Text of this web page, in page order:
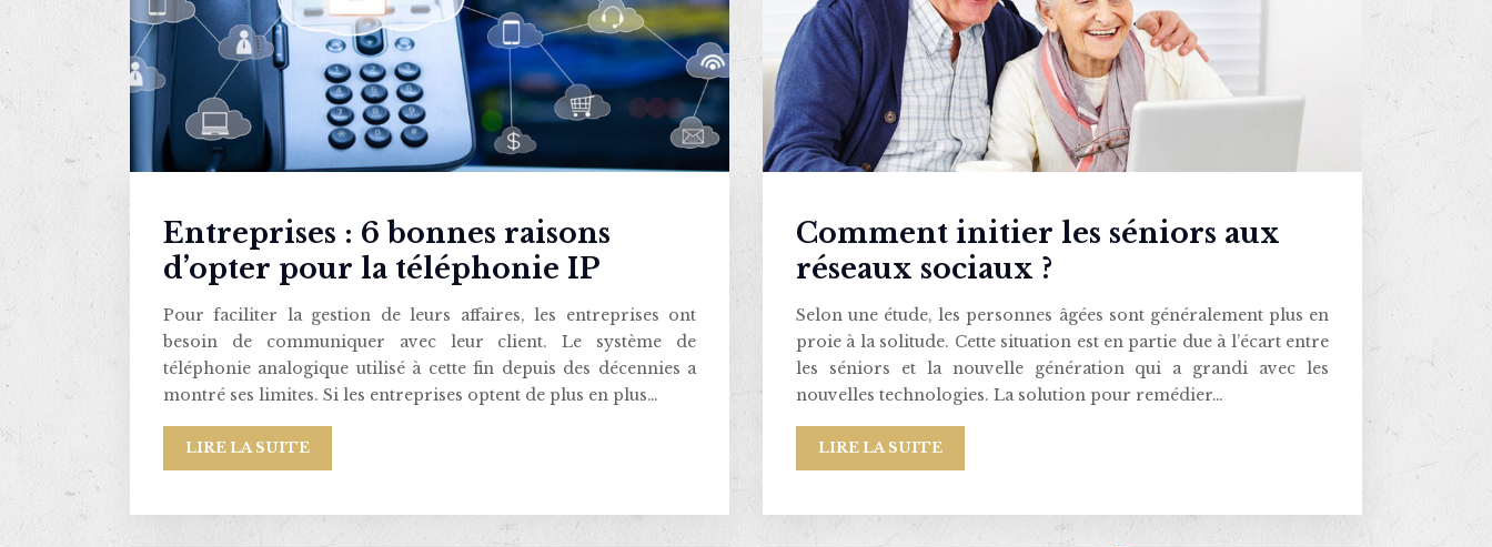
Entreprises : 6 bonnes raisons
d’opter pour la téléphonie IP
Pour faciliter la gestion de leurs affaires, les entreprises ont
besoin de communiquer avec leur client. Le système de
téléphonie analogique utilisé à cette fin depuis des décennies a
montré ses limites. Si les entreprises optent de plus en plus…
LIRE LA SUITE
Comment initier les séniors aux
réseaux sociaux ?
Selon une étude, les personnes âgées sont généralement plus en
proie à la solitude. Cette situation est en partie due à l’écart entre
les séniors et la nouvelle génération qui a grandi avec les
nouvelles technologies. La solution pour remédier…
LIRE LA SUITE